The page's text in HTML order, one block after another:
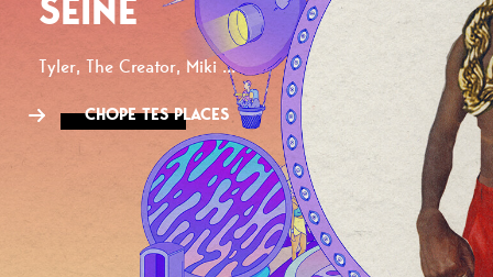
Tyler, The Creator, Miki ...
CHOPE TES PLACES